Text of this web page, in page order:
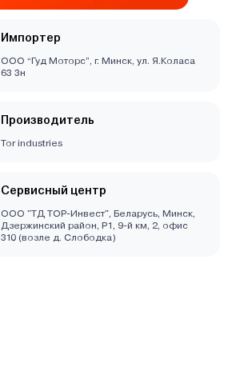
Импортер
ООО “Гуд Моторс”, г. Минск, ул. Я.Коласа
63 3н
Производитель
Tor industries
Сервисный центр
ООО "ТД ТОР-Инвест", Беларусь, Минск,
Дзержинский район, Р1, 9-й км, 2, офис
310 (возле д. Слободка)